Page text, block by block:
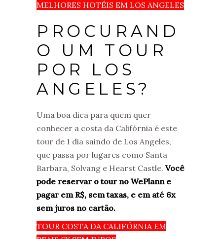
MELHORES HOTÉIS EM LOS ANGELES
PROCURAND
O UM TOUR
POR LOS
ANGELES?
Uma boa dica para quem quer
conhecer a costa da Califórnia é este
tour de 1 dia saindo de Los Angeles,
que passa por lugares como Santa
Barbara, Solvang e Hearst Castle. Você
pode reservar o tour no WePlann e
pagar em R$, sem taxas, e em até 6x
sem juros no cartão.
TOUR COSTA DA CALIFÓRNIA EM